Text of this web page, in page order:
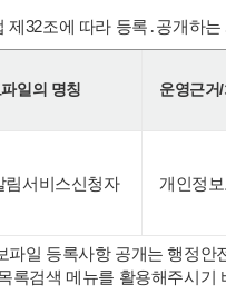
제32조에 따라 등록․공개하
일의 명칭 운영근거
림서비스신청자 개인정
일 등록사항 공개는 행정
록검색 메뉴를 활용해주시기